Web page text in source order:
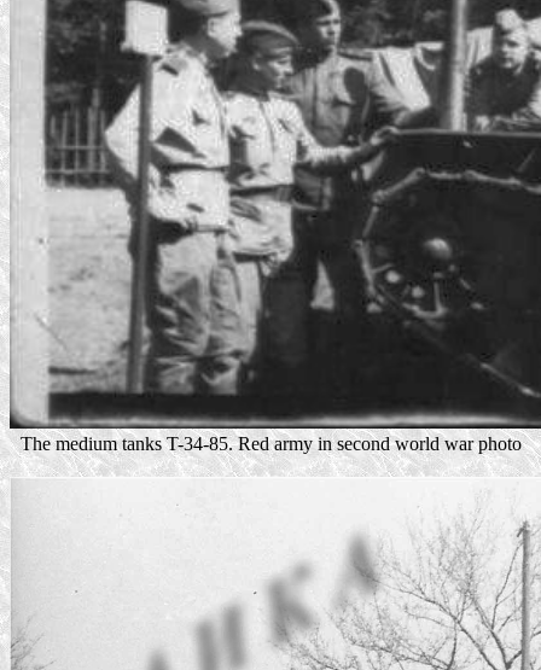
The medium tanks T-34-85. Red army in second world war photo